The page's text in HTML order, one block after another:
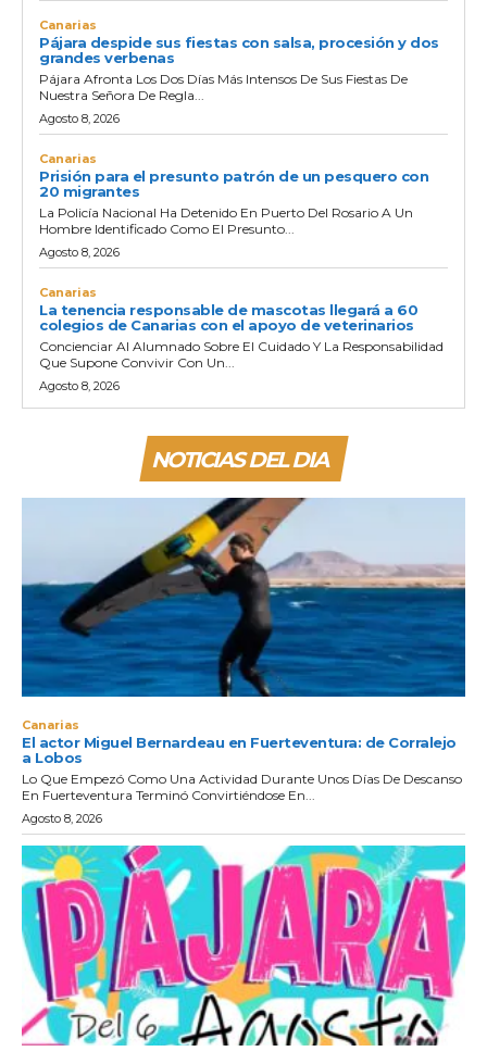
Canarias
Pájara despide sus fiestas con salsa, procesión y dos
grandes verbenas
Pájara Afronta Los Dos Días Más Intensos De Sus Fiestas De
Nuestra Señora De Regla...
Agosto 8, 2026
Canarias
Prisión para el presunto patrón de un pesquero con
20 migrantes
La Policía Nacional Ha Detenido En Puerto Del Rosario A Un
Hombre Identificado Como El Presunto...
Agosto 8, 2026
Canarias
La tenencia responsable de mascotas llegará a 60
colegios de Canarias con el apoyo de veterinarios
Concienciar Al Alumnado Sobre El Cuidado Y La Responsabilidad
Que Supone Convivir Con Un...
Agosto 8, 2026
NOTICIAS DEL DIA
Canarias
El actor Miguel Bernardeau en Fuerteventura: de Corralejo
a Lobos
Lo Que Empezó Como Una Actividad Durante Unos Días De Descanso
En Fuerteventura Terminó Convirtiéndose En...
Agosto 8, 2026